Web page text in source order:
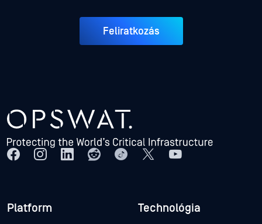
Feliratkozás
Platform Technológia